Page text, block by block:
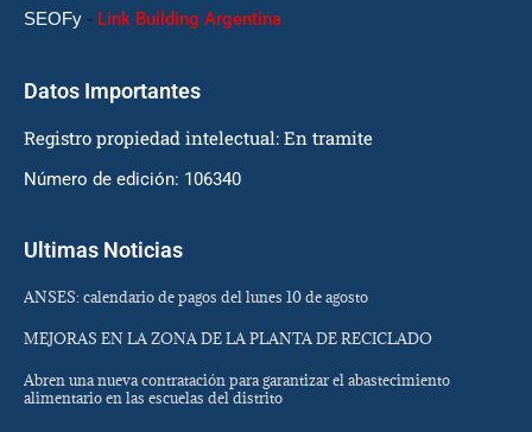
SEOFy - Link Building Argentina
Datos Importantes
Registro propiedad intelectual: En tramite
Número de edición: 106340
Ultimas Noticias
ANSES: calendario de pagos del lunes 10 de agosto
MEJORAS EN LA ZONA DE LA PLANTA DE RECICLADO
Abren una nueva contratación para garantizar el abastecimiento
alimentario en las escuelas del distrito